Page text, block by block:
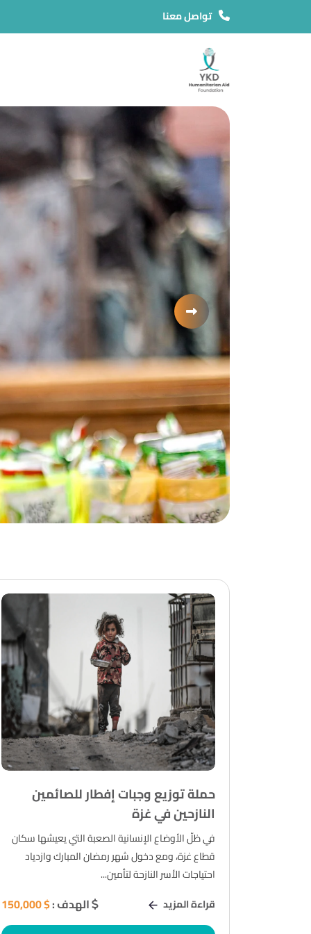
تواصل معنا
حملة توزيع وجبات إفطار للصائمين
النازحين في غزة
في ظلّ الأوضاع الإنسانية الصعبة التي يعيشها سكان
قطاع غزة، ومع دخول شهر رمضان المبارك وازدياد
احتياجات الأسر النازحة لتأمين...
قراءة المزيد
الهدف :$ 150,000